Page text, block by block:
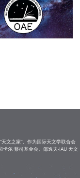
文之家”。作为国际天文学联合会
尔·蔡司基金会。邵逸夫-IAU 天文